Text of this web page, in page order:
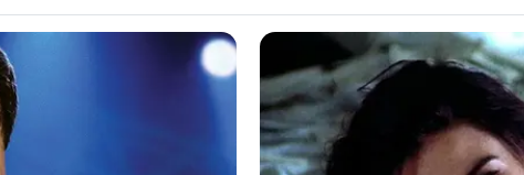
ΓΙΝΟΝΤΑΙ ΣΠΟΥΔΑΙΑ ΠΡΑΓΜΑΤΑ ΑΠΟ ΣΠΟΥΔΑΙΟΥΣ
ΑΝΑΡΩΤΙΟΥΝΤΑΙ ΠΛΕΟΝ ΤΙ ΕΙΝΑΙ ΑΥΤΟ ΠΟΥ ΓΙΝΕΤΑΙ ΣΤΙΣ